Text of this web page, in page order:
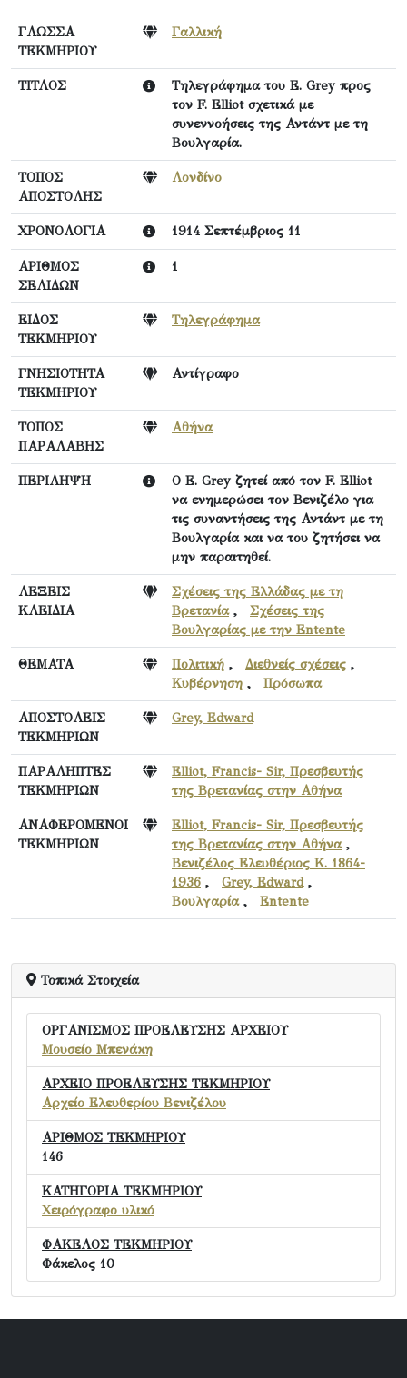
ΓΛΩΣΣΑ
ΤΕΚΜΗΡΙΟΥ
Γαλλική
ΤΙΤΛΟΣ
Τηλεγράφημα του E. Grey προς
τον F. Elliot σχετικά με
συνεννοήσεις της Αντάντ με τη
Βουλγαρία.
ΤΟΠΟΣ
ΑΠΟΣΤΟΛΗΣ
Λονδίνο
ΧΡΟΝΟΛΟΓΙΑ 1914 Σεπτέμβριος 11
ΑΡΙΘΜΟΣ
ΣΕΛΙΔΩΝ
1
ΕΙΔΟΣ
ΤΕΚΜΗΡΙΟΥ
Τηλεγράφημα
ΓΝΗΣΙΟΤΗΤΑ
ΤΕΚΜΗΡΙΟΥ
Αντίγραφο
ΤΟΠΟΣ
ΠΑΡΑΛΑΒΗΣ
Αθήνα
ΠΕΡΙΛΗΨΗ
Ο E. Grey ζητεί από τον F. Elliot
να ενημερώσει τον Βενιζέλο για
τις συναντήσεις της Αντάντ με τη
Βουλγαρία και να του ζητήσει να
μην παραιτηθεί.
ΛΕΞΕΙΣ
ΚΛΕΙΔΙΑ
Σχέσεις της Ελλάδας με τη
Βρετανία, Σχέσεις της
Βουλγαρίας με την Entente
ΘΕΜΑΤΑ Πολιτική , Διεθνείς σχέσεις ,
Κυβέρνηση , Πρόσωπα
ΑΠΟΣΤΟΛΕΙΣ
ΤΕΚΜΗΡΙΩΝ
Grey, Εdward
ΠΑΡΑΛΗΠΤΕΣ
ΤΕΚΜΗΡΙΩΝ
Elliot, Francis- Sir, Πρεσβευτής
της Βρετανίας στην Αθήνα
ΑΝΑΦΕΡΟΜΕΝΟΙ
ΤΕΚΜΗΡΙΩΝ
Elliot, Francis- Sir, Πρεσβευτής
της Βρετανίας στην Αθήνα,
Βενιζέλος Ελευθέριος Κ. 1864-
1936 , Grey, Εdward,
Βουλγαρία, Entente
Τοπικά Στοιχεία
ΟΡΓΑΝΙΣΜΟΣ ΠΡΟΕΛΕΥΣΗΣ ΑΡΧΕΙΟΥ
Μουσείο Μπενάκη
ΑΡΧΕΙΟ ΠΡΟΕΛΕΥΣΗΣ ΤΕΚΜΗΡΙΟΥ
Αρχείο Ελευθερίου Βενιζέλου
ΑΡΙΘΜΟΣ ΤΕΚΜΗΡΙΟΥ
146
ΚΑΤΗΓΟΡΙΑ ΤΕΚΜΗΡΙΟΥ
Χειρόγραφο υλικό
ΦΑΚΕΛΟΣ ΤΕΚΜΗΡΙΟΥ
Φάκελος 10